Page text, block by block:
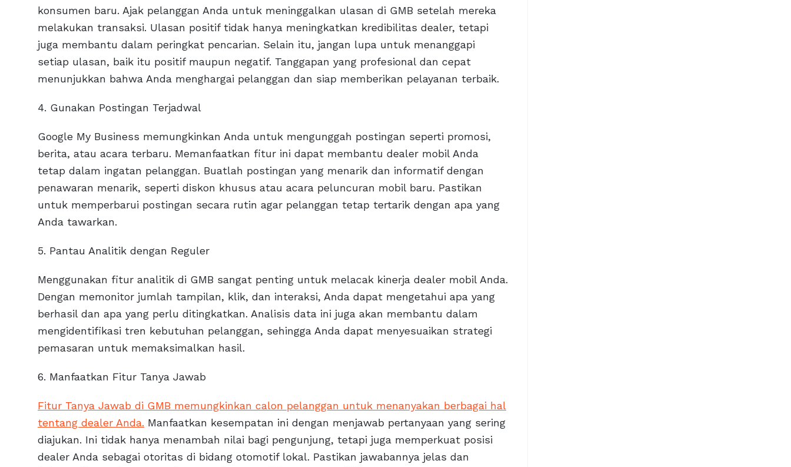
konsumen baru. Ajak pelanggan Anda untuk meninggalkan ulasan di GMB setelah mereka
melakukan transaksi. Ulasan positif tidak hanya meningkatkan kredibilitas dealer, tetapi
juga membantu dalam peringkat pencarian. Selain itu, jangan lupa untuk menanggapi
setiap ulasan, baik itu positif maupun negatif. Tanggapan yang profesional dan cepat
menunjukkan bahwa Anda menghargai pelanggan dan siap memberikan pelayanan terbaik.
4. Gunakan Postingan Terjadwal
Google My Business memungkinkan Anda untuk mengunggah postingan seperti promosi,
berita, atau acara terbaru. Memanfaatkan fitur ini dapat membantu dealer mobil Anda
tetap dalam ingatan pelanggan. Buatlah postingan yang menarik dan informatif dengan
penawaran menarik, seperti diskon khusus atau acara peluncuran mobil baru. Pastikan
untuk memperbarui postingan secara rutin agar pelanggan tetap tertarik dengan apa yang
Anda tawarkan.
5. Pantau Analitik dengan Reguler
Menggunakan fitur analitik di GMB sangat penting untuk melacak kinerja dealer mobil Anda.
Dengan memonitor jumlah tampilan, klik, dan interaksi, Anda dapat mengetahui apa yang
berhasil dan apa yang perlu ditingkatkan. Analisis data ini juga akan membantu dalam
mengidentifikasi tren kebutuhan pelanggan, sehingga Anda dapat menyesuaikan strategi
pemasaran untuk memaksimalkan hasil.
6. Manfaatkan Fitur Tanya Jawab
Fitur Tanya Jawab di GMB memungkinkan calon pelanggan untuk menanyakan berbagai hal
tentang dealer Anda. Manfaatkan kesempatan ini dengan menjawab pertanyaan yang sering
diajukan. Ini tidak hanya menambah nilai bagi pengunjung, tetapi juga memperkuat posisi
dealer Anda sebagai otoritas di bidang otomotif lokal. Pastikan jawabannya jelas dan